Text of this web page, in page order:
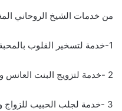
من خدمات الشيخ الروحاني
1-خدمة لتسخير القلوب بالمحبة
2 -خدمة لتزويج البنت العانس والمتعطلة عن الزواج
3 -خدمة لجلب الحبيب للزواج واسرع خدمة عندها 48ساعة